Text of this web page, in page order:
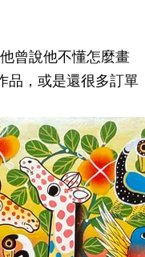
曾說他不懂怎麼畫
品，或是還很多訂單